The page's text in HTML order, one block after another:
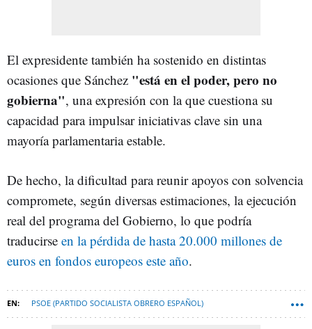
El expresidente también ha sostenido en distintas
ocasiones que Sánchez "está en el poder, pero no
gobierna", una expresión con la que cuestiona su
capacidad para impulsar iniciativas clave sin una
mayoría parlamentaria estable.
De hecho, la dificultad para reunir apoyos con solvencia
compromete, según diversas estimaciones, la ejecución
real del programa del Gobierno, lo que podría
traducirse en la pérdida de hasta 20.000 millones de
euros en fondos europeos este año.
PSOE (PARTIDO SOCIALISTA OBRERO ESPAÑOL)